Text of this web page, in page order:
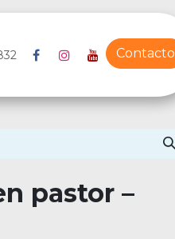
Contacto
pastor –